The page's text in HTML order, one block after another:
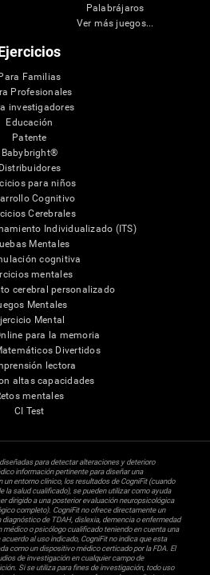
Palabrájaros
Ver más juegos...
Para Familias
Profesionales
investigadores
Educación
Patente
Babybright®
Distribuidores
para niños
Cognitivo
Cerebrales
Individualizado (ITS)
Mentales
cognitiva
mentales
cerebral personalizado
Mentales
Mental
para la memoria
Divertidos
lectora
altas capacidades
mentales
CI Test
para detectar alteraciones y deterioro
información pertinente para diseñar una
un entorno clínico, los resultados de CogniFit (cuando
la salud cualificado), se pueden utilizar como ayuda
dirigido a una posterior evaluación neuropsicológica
completo). CogniFit no ofrece directamente un
de TDAH, dislexia, demencia o enfermedad
médico o psicólogo cualificado teniendo en cuenta una
al uso indicado, CogniFit no indica que esta
como un dispositivo médico certicado por la FDA. El
de investigación en cualquier campo de
Si se utiliza para fines de investigación, todo uso